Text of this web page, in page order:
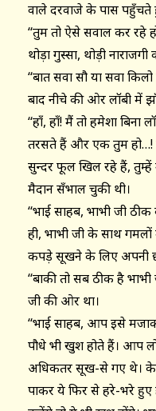
वाले दरवाजे के पास पहुँचते
‘‘तुम तो ऐसे सवाल कर रहे
थोड़ा गुस्सा, थोड़ी
‘‘बात सवा सौ या सवा
बाद नीचे की ओर लॉबी में
‘‘हाँ, हाँ! मैं तो हमेशा
तरसते हैं और एक तुम हो…!
सुन्दर फूल खिल रहे हैं, तुम्हें
मैदान सँभाल चुकी थी।
‘‘भाई साहब, भाभी जी
ही, भाभी जी के साथ गमलों
कपड़े सूखने के लिए अपनी
‘‘बाकी तो सब ठीक है
जी की ओर था।
‘‘भाई साहब, आप इसे
पौधे भी खुश होते हैं। आप
अधिकतर सूख-से गए थे। केवल
पाकर ये फिर से हरे-भरे